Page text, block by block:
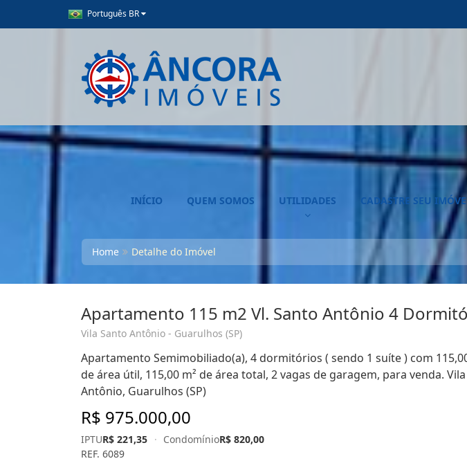
Português BR
INÍCIO QUEM SOMOS UTILIDADES CADASTRE SEU
Home Detalhe do Imóvel
Apartamento 115 m2 Vl. Santo Antônio 4
Vila Santo Antônio - Guarulhos (SP)
Apartamento Semimobiliado(a), 4 dormitórios ( sendo 1 suíte ) com
de área útil, 115,00 m² de área total, 2 vagas de garagem, para venda.
Antônio, Guarulhos (SP)
R$ 975.000,00
IPTUR$ 221,35 · CondomínioR$ 820,00
REF. 6089